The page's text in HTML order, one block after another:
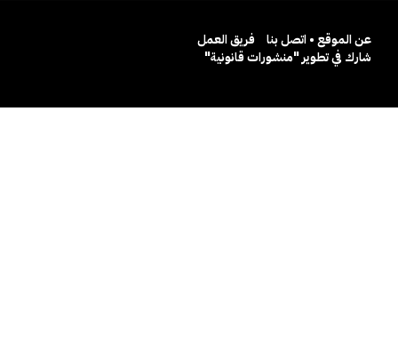
عن الموقع • اتصل بنا
فريق العمل
شارك في تطوير "منشورات قانونية"